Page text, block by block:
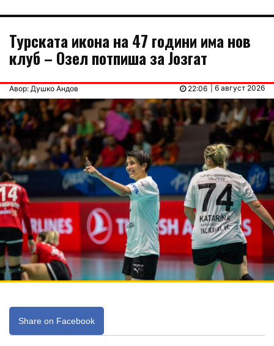
Турската икона на 47 години има нов
клуб – Озел потпиша за Јозгат
Авор: Душко Андов | 6 август 2026
22:06
Share on Facebook